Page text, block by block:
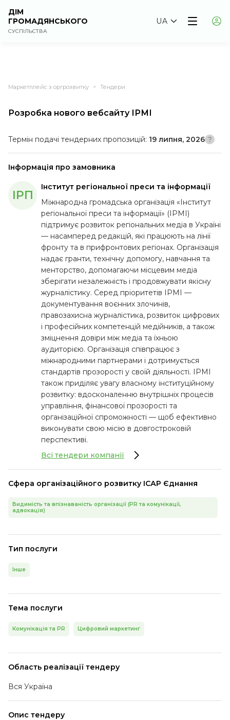
ДІМ
ГРОМАДЯНСЬКОГО
СУСПІЛЬСТВА
UA
Маркетплейс з оргрозвитку > Тендери
Розробка нового вебсайту ІРМІ
Термін подачі тендерних пропозицій: 19 липня, 2026
Інформація про замовника
ІРП
Інститут регіональної преси та інформації
Міжнародна громадська організація «Інститут
регіональної преси та інформації» (ІРМІ)
підтримує розвиток регіональних медіа в Україні
— насамперед редакцій, які працюють на лінії
фронту та в прифронтових регіонах. Організація
надає гранти, технічну допомогу, навчання та
менторство, допомагаючи місцевим медіа
зберігати незалежність і продовжувати якісну
журналістику. Серед пріоритетів ІРМІ —
документування воєнних злочинів,
правозахисна журналістика, розвиток цифрових
і професійних компетенцій медійників, а також
зміцнення довіри між медіа та їхньою
аудиторією. Організація співпрацює з
міжнародними партнерами і дотримується
стандартів прозорості у своїй діяльності. ІРМІ
також приділяє увагу власному інституційному
розвитку: вдосконаленню внутрішніх процесів
управління, фінансової прозорості та
організаційної спроможності — щоб ефективно
виконувати свою місію в довгостроковій
перспективі.
Всі тендери компанії
Сфера організаційного розвитку ІСАР Єднання
Видимість та впізнаваність організації (PR та комунікації,
адвокація)
Тип послуги
Інше
Тема послуги
Комунікація та PR Цифровий маркетинг
Область реалізації тендеру
Вся Україна
Опис тендеру